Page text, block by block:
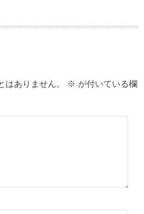
はありません。 ※ が付いている欄